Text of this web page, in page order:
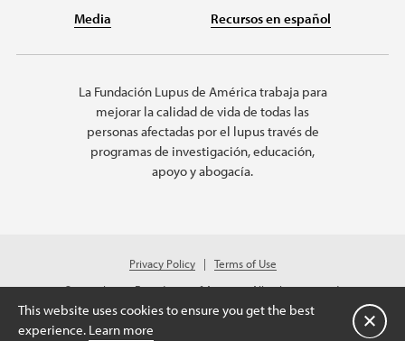
Media Recursos en español
La Fundación Lupus de América trabaja para
mejorar la calidad de vida de todas las
personas afectadas por el lupus través de
programas de investigación, educación,
apoyo y abogacía.
Privacy Policy
Terms of Use
© 2026 Lupus Foundation of America. All rights reserved.
A charitable organization with 501(c)(3) tax-exempt status. Federal ID
#43-1131436.
This website uses cookies to ensure you get the best
experience. Learn more Cerrar